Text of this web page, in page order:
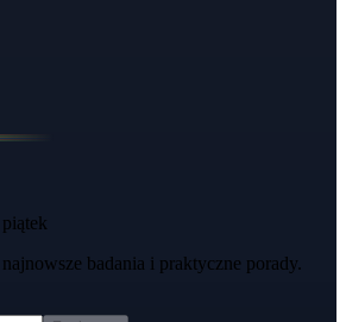
badania i praktyczne porady.